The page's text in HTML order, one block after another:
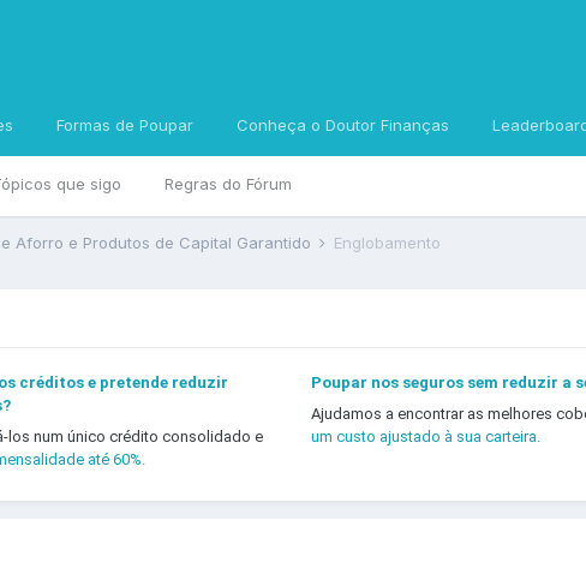
que sigo Regras do Fórum
Formas de Poupar Conheça o Doutor Finanças
Aforro e Produtos de Capital Garantido Englobamento
créditos e pretende reduzir
los num único crédito consolidado e
até 60%.
Poupar nos seguros sem reduzir a
Ajudamos a encontrar as melhores
um custo ajustado à sua carteira.